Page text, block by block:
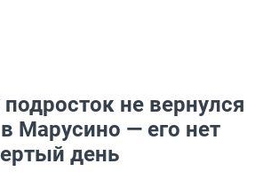
не вернулся
Марусино — его нет
день